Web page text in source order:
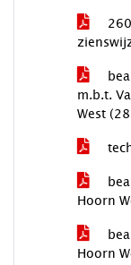
m.b.t.
West
Hoorn
Hoorn